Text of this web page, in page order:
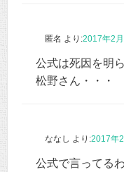
匿名 より:2017年2
公式は死因を明
松野さん・・・
ななし より:2017年
公式で言ってる